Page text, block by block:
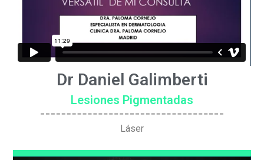
Dr Daniel Galimberti
Lesiones Pigmentadas
Láser